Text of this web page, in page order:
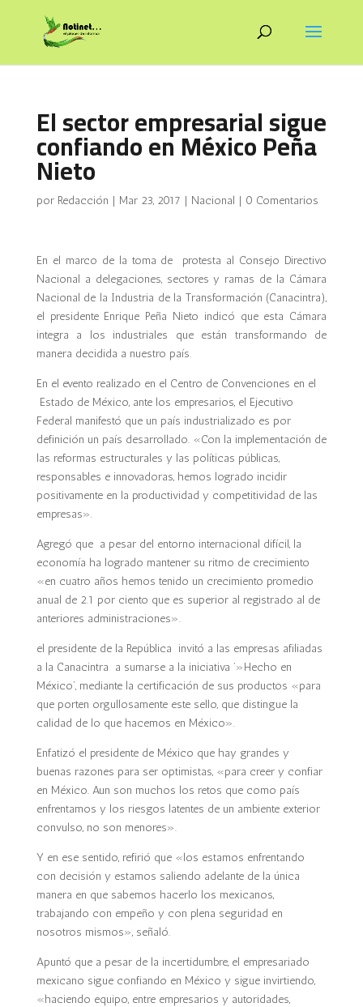
El sector empresarial sigue
confiando en México Peña
Nieto
por Redacción | Mar 23, 2017 | Nacional | 0 Comentarios
En el marco de la toma de protesta al Consejo Directivo
Nacional a delegaciones, sectores y ramas de la Cámara
Nacional de la Industria de la Transformación (Canacintra),
el presidente Enrique Peña Nieto indicó que esta Cámara
integra a los industriales que están transformando de
manera decidida a nuestro país.
En el evento realizado en el Centro de Convenciones en el
Estado de México, ante los empresarios, el Ejecutivo
Federal manifestó que un país industrializado es por
definición un país desarrollado. «Con la implementación de
las reformas estructurales y las políticas públicas,
responsables e innovadoras, hemos logrado incidir
positivamente en la productividad y competitividad de las
empresas».
Agregó que a pesar del entorno internacional difícil, la
economía ha logrado mantener su ritmo de crecimiento
«en cuatro años hemos tenido un crecimiento promedio
anual de 2.1 por ciento que es superior al registrado al de
anteriores administraciones».
el presidente de la República invitó a las empresas afiliadas
a la Canacintra a sumarse a la iniciativa ‘»Hecho en
México’, mediante la certificación de sus productos «para
que porten orgullosamente este sello, que distingue la
calidad de lo que hacemos en México».
Enfatizó el presidente de México que hay grandes y
buenas razones para ser optimistas, «para creer y confiar
en México. Aun son muchos los retos que como país
enfrentamos y los riesgos latentes de un ambiente exterior
convulso, no son menores».
Y en ese sentido, refirió que «los estamos enfrentando
con decisión y estamos saliendo adelante de la única
manera en que sabemos hacerlo los mexicanos,
trabajando con empeño y con plena seguridad en
nosotros mismos», señaló.
Apuntó que a pesar de la incertidumbre, el empresariado
mexicano sigue confiando en México y sigue invirtiendo,
«haciendo equipo, entre empresarios y autoridades,